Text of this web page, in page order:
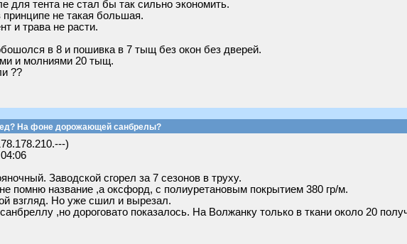
для тента не стал бы так сильно экономить.
не такая большая.
и трава не расти.
в 8 и пошивка в 7 тыщ без окон без дверей.
и молниями 20 тыщ.
??
На фоне дорожающей санбрелы?
)
Заводской сгорел за 7 сезонов в труху.
помню название ,а оксфорд, с полиуретановым покрытием 380 гр/м.
взгляд. Но уже сшил и вырезал.
,но дороговато показалось. На Волжанку только в ткани около 20